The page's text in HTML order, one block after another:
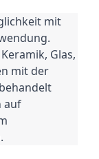
mit
Glas,
mit der
auf